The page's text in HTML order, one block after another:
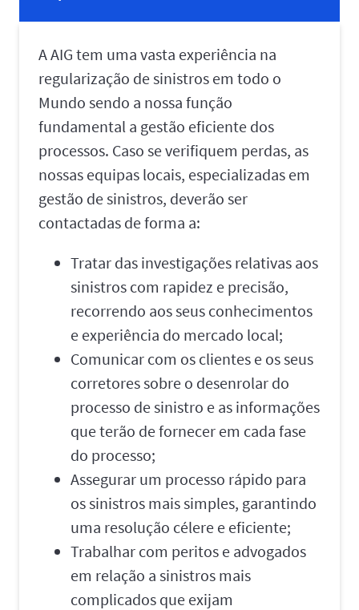
A AIG tem uma vasta experiência na
regularização de sinistros em todo o
Mundo sendo a nossa função
fundamental a gestão eficiente dos
processos. Caso se verifiquem perdas, as
nossas equipas locais, especializadas em
gestão de sinistros, deverão ser
contactadas de forma a:
Tratar das investigações relativas aos
sinistros com rapidez e precisão,
recorrendo aos seus conhecimentos
e experiência do mercado local;
Comunicar com os clientes e os seus
corretores sobre o desenrolar do
processo de sinistro e as informações
que terão de fornecer em cada fase
do processo;
Assegurar um processo rápido para
os sinistros mais simples, garantindo
uma resolução célere e eficiente;
Trabalhar com peritos e advogados
em relação a sinistros mais
complicados que exijam